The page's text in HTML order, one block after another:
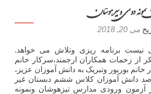
دولتی وتیزهوشان
می 20, 2018
نیست برنامه ریزی وتلاش می خواهد.
از زحمات همکاران ارجمند،سرکار خانم
بوربور وتبریک به دانش آموزان عزیز،
۵۰درصد دانش آموزان کلاس ششم دبستان غیر
آزمون ورودی مدارس تیزهوشان ونمونه